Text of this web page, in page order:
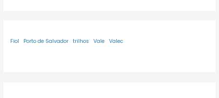
Fiol Porto de Salvador trilhos Vale Valec